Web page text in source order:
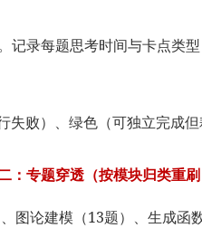
录每题思考时间与卡点类
败）、绿色（可独立完成
：专题穿透（按模块归类重刷
图论建模（13题）、生成